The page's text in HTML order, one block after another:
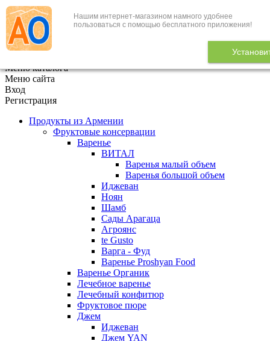
Нашим интернет-магазином намного удобнее
пользоваться с помощью бесплатного приложения!
+7 (495) 646-888-1
В корзине 0
Меню каталога
Меню сайта
Вход
Регистрация
Продукты из Армении
Фруктовые консервации
Варенье
ВИТАЛ
Варенья малый объем
Варенья большой объем
Иджеван
Ноян
Шамб
Сады Арагаца
Агроянс
te Gusto
Варга - Фуд
Варенье Proshyan Food
Варенье Органик
Лечебное варенье
Лечебный конфитюр
Фруктовое пюре
Джем
Иджеван
Джем YAN